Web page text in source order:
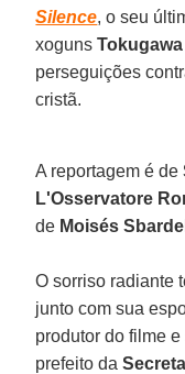
Silence, o seu
xogunsTokugawa
perseguições
cristã.
A reportagem é de
L'Osservatore
de Moisés
O sorriso radiante
junto com sua
produtor do filme
prefeito da